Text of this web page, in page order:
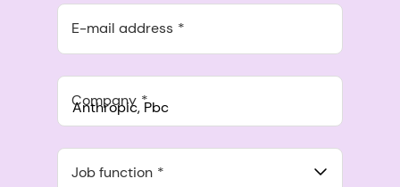
E-mail address
Company
548 Market St Pmb 90375, San Francisco, California, US
Job function